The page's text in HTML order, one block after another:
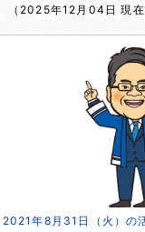
（2025年12月04日 現在
2021年8月31日（火）の